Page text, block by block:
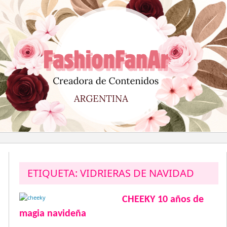
al
contenido
ETIQUETA: VIDRIERAS DE NAVIDAD
CHEEKY 10 años de
magia navideña